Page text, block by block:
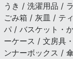
うき / 洗濯用品 /
ごみ箱 / 灰皿 / テ
パ / バスケット・
ーケース / 文房具
ンナーボックス /